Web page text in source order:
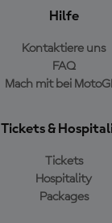
Hilfe
Kontaktiere uns
FAQ
Mach mit bei
Tickets &
Tickets
Hospitality
Packages